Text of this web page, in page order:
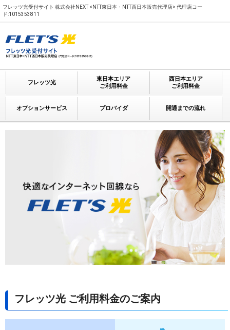
フレッツ光受付サイト 株式会社NEXT <NTT東日本・NTT西日本販売代理店> 代理店コー
ド:1015353811
フレッツ光
東日本エリア
ご利用料金
西日本エリア
ご利用料金
オプションサービス プロバイダ 開通までの流れ
フレッツ光 ご利用料金のご案内